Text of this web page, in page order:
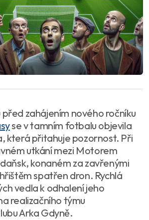
před zahájením nového ročníku
se v tamním fotbalu objevila
která přitahuje pozornost. Při
utkání mezi Motorem
konaném za zavřenými
spatřen dron. Rychlá
vedla k odhalení jeho
realizačního týmu
Arka Gdyně.